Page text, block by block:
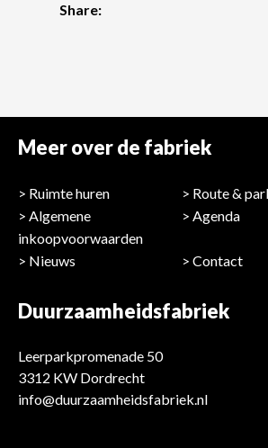
Share:
Meer over de fabriek
Ruimte huren
Route &
Algemene
inkoopvoorwaarden
Agenda
Nieuws Contact
Duurzaamheidsfabriek
Leerparkpromenade 50
3312 KW Dordrecht
info@duurzaamheidsfabriek.nl